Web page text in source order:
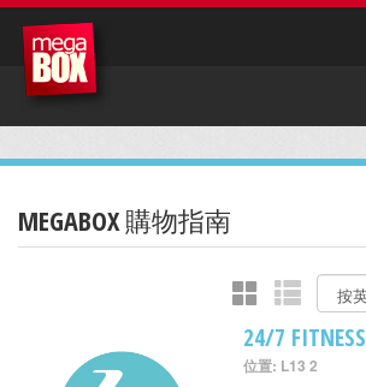
MEGABOX 購物指南
24/7 FITNESS
位置: L13 2